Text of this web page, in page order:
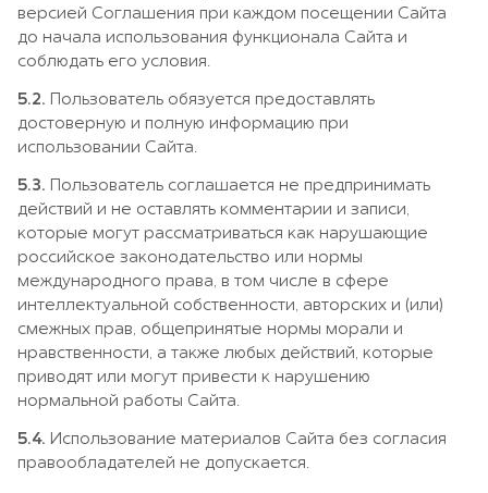
версией Соглашения при каждом посещении Сайта
до начала использования функционала Сайта и
соблюдать его условия.
5.2. Пользователь обязуется предоставлять
достоверную и полную информацию при
использовании Сайта.
5.3. Пользователь соглашается не предпринимать
действий и не оставлять комментарии и записи,
которые могут рассматриваться как нарушающие
российское законодательство или нормы
международного права, в том числе в сфере
интеллектуальной собственности, авторских и (или)
смежных прав, общепринятые нормы морали и
нравственности, а также любых действий, которые
приводят или могут привести к нарушению
нормальной работы Сайта.
5.4. Использование материалов Сайта без согласия
правообладателей не допускается.